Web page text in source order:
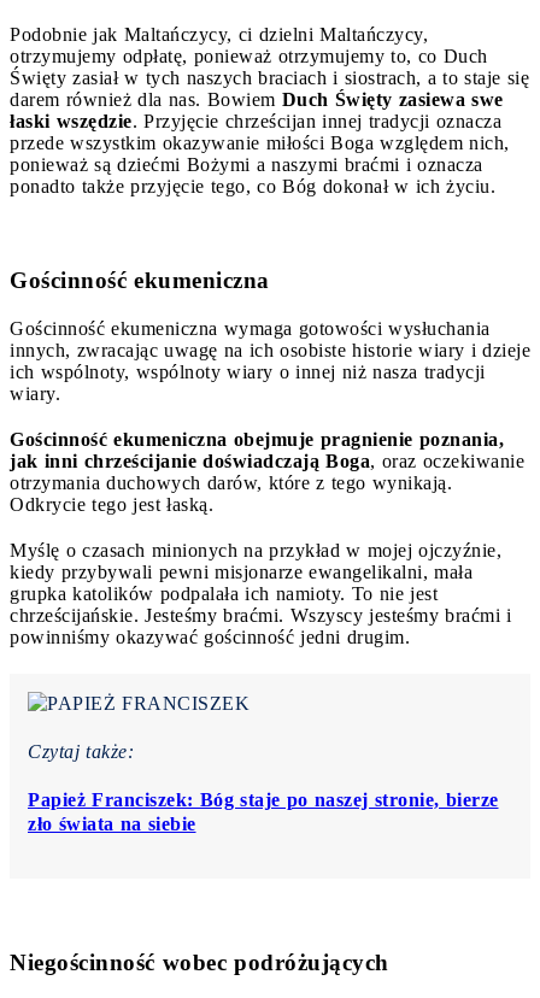
Podobnie jak Maltańczycy, ci dzielni Maltańczycy,
otrzymujemy odpłatę, ponieważ otrzymujemy to, co Duch
Święty zasiał w tych naszych braciach i siostrach, a to staje się
darem również dla nas. Bowiem Duch Święty zasiewa swe
łaski wszędzie. Przyjęcie chrześcijan innej tradycji oznacza
przede wszystkim okazywanie miłości Boga względem nich,
ponieważ są dziećmi Bożymi a naszymi braćmi i oznacza
ponadto także przyjęcie tego, co Bóg dokonał w ich życiu.
Gościnność ekumeniczna
Gościnność ekumeniczna wymaga gotowości wysłuchania
innych, zwracając uwagę na ich osobiste historie wiary i dzieje
ich wspólnoty, wspólnoty wiary o innej niż nasza tradycji
wiary.
Gościnność ekumeniczna obejmuje pragnienie poznania,
jak inni chrześcijanie doświadczają Boga, oraz oczekiwanie
otrzymania duchowych darów, które z tego wynikają.
Odkrycie tego jest łaską.
Myślę o czasach minionych na przykład w mojej ojczyźnie,
kiedy przybywali pewni misjonarze ewangelikalni, mała
grupka katolików podpalała ich namioty. To nie jest
chrześcijańskie. Jesteśmy braćmi. Wszyscy jesteśmy braćmi i
powinniśmy okazywać gościnność jedni drugim.
Czytaj także:
Papież Franciszek: Bóg staje po naszej stronie, bierze
zło świata na siebie
Niegościnność wobec podróżujących